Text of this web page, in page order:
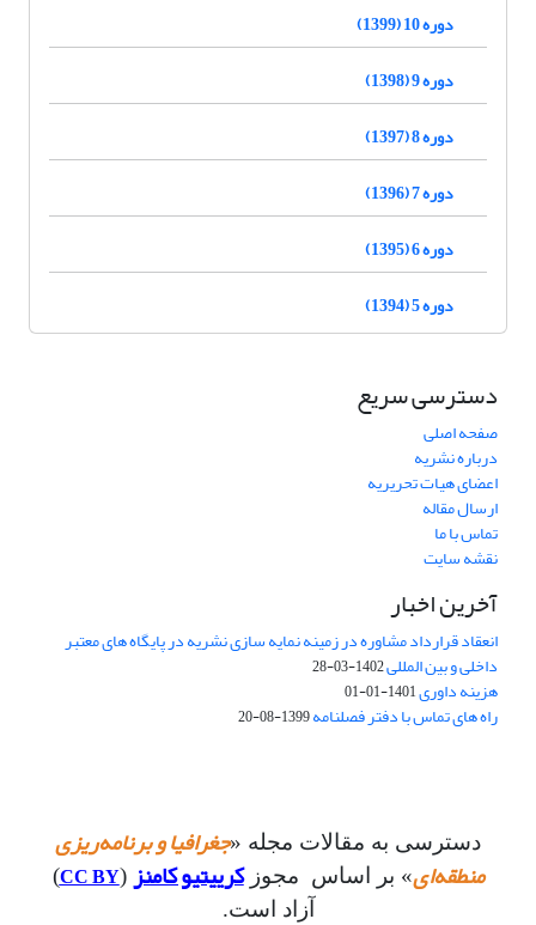
دوره 10 (1399)
دوره 9 (1398)
دوره 8 (1397)
دوره 7 (1396)
دوره 6 (1395)
دوره 5 (1394)
دسترسی سریع
صفحه اصلی
درباره نشریه
اعضای هیات تحریریه
ارسال مقاله
تماس با ما
نقشه سایت
آخرین اخبار
انعقاد قرارداد مشاوره در زمینه نمایه سازی نشریه در پایگاه های معتبر
داخلی و بین المللی1402-03-28
هزینه داوری1401-01-01
راه های تماس با دفتر فصلنامه1399-08-20
دسترسی به مقالات مجله «جغرافیا و برنامه‌ریزی
منطقه‌ای» بر اساس مجوزکرییتیو کامنز (
CC BY
)
آزاد است.